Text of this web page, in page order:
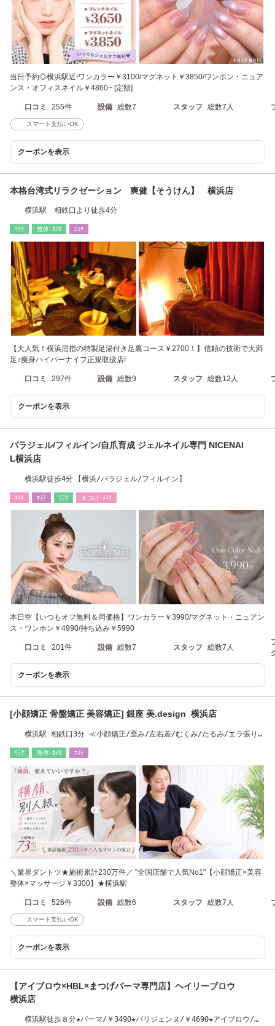
当日予約◎横浜駅近!ワンカラー￥3100/マグネット￥3850/ワンホン・ニュア
ンス・オフィスネイル￥4860~ [定額]
口コミ 255件 設備 総数7 スタッフ 総数7人
スマート支払いOK
クーポンを表示
本格台湾式リラクゼーション 爽健【そうけん】 横浜店
横浜駅 相鉄口より徒歩4分
ﾘﾗｸ 整体･ｶｲﾛ ｴｽﾃ
【大人気！横浜屈指の特製足湯付き足裏コース￥2700！】信頼の技術で大満
足♪痩身ハイパーナイフ正規取扱店!
口コミ 297件 設備 総数9 スタッフ 総数12人
クーポンを表示
パラジェル/フィルイン/自爪育成 ジェルネイル専門 NICENAI
L横浜店
横浜駅徒歩4分 [横浜/パラジェル/フィルイン]
ﾈｲﾙ ｴｽﾃ ﾘﾗｸ まつげ･ﾒｲｸ
本日空【いつもオフ無料＆同価格】ワンカラー￥3990/マグネット・ニュアン
ス・ワンホン￥4990/持ち込み￥5990
口コミ 201件 設備 総数7 スタッフ 総数7人
クーポンを表示
[小顔矯正 骨盤矯正 美容矯正] 銀座 美.design 横浜店
横浜駅 相鉄口3分 ≪小顔矯正/歪み/左右差/むくみ/たるみ/エラ張り/
ﾘﾗｸ 整体･ｶｲﾛ ｴｽﾃ
＼業界ダントツ★施術累計230万件／ "全国店舗で人気No1"【小顔矯正×美容
整体×マッサージ￥3300】★横浜駅
口コミ 526件 設備 総数6 スタッフ 総数7人
スマート支払いOK
クーポンを表示
【アイブロウ×HBL×まつげパーマ専門店】ヘイリーブロウ
横浜店
横浜駅徒歩８分★パーマ/￥3490★パリジェンヌ/￥4690★アイブロウ/